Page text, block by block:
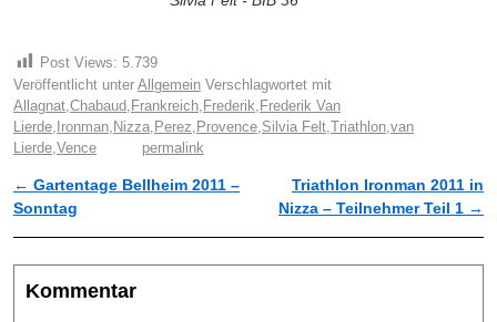
Post Views: 5.739
Veröffentlicht unter Allgemein Verschlagwortet mit
Allagnat,Chabaud, Frankreich, Frederik, Frederik Van
Lierde, Ironman, Nizza, Perez, Provence,Silvia Felt,Triathlon,van
Lierde,Vence permalink
Artikelnavigation
← Gartentage Bellheim 2011 –
Sonntag
Triathlon Ironman 2011 in
Nizza – Teilnehmer Teil 1 →
Kommentar